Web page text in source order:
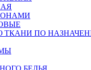
ТКАНИ ПО
БЕЛЬЯ